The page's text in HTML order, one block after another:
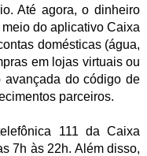
Até agora, o dinheiro
do aplicativo Caixa
domésticas (água,
em lojas virtuais ou
avançada do código de
parceiros.
111 da Caixa
7h às 22h. Além disso,